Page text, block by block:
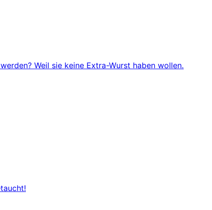
Weil sie keine Extra-Wurst haben wollen.